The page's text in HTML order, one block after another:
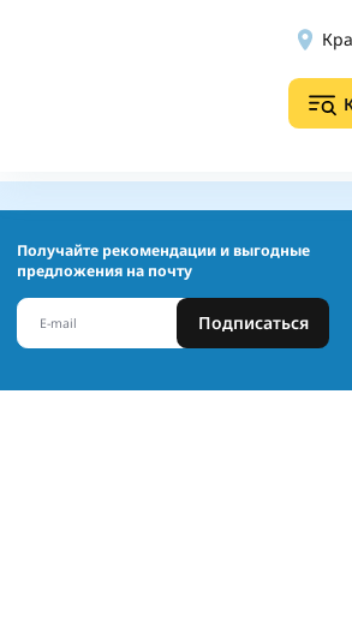
Получайте рекомендации и выгодные
предложения на почту
Подписаться